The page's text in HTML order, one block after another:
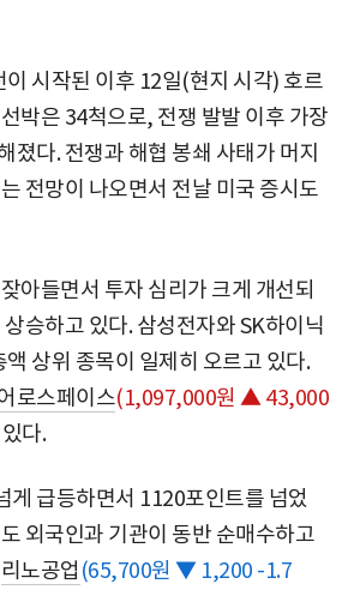
시작된 이후 12일(현지 시각) 호르
박은 34척으로, 전쟁 발발 이후 가장
졌다. 전쟁과 해협 봉쇄 사태가 머지
전망이 나오면서 전날 미국 증시도
아들면서 투자 심리가 크게 개선되
승하고 있다. 삼성전자와 SK하이닉
상위 종목이 일제히 오르고 있다.
로스페이스(1,097,000원 ▲ 43,000
다.
게 급등하면서 1120포인트를 넘었
외국인과 기관이 동반 순매수하고
리노공업 (65,700원 ▼ 1,200 -1.7